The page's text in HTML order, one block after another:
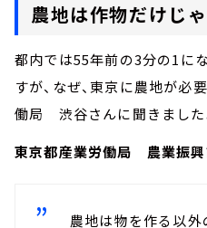
農地は作物だけじ
都内では55年前の3分の1に
すが、なぜ、東京に農地が必
働局 渋谷さんに聞きました
東京都産業労働局 農業振
農地は物を作る以外